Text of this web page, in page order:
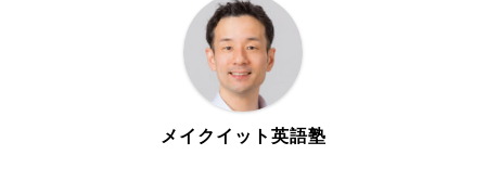
メイクイット英語塾